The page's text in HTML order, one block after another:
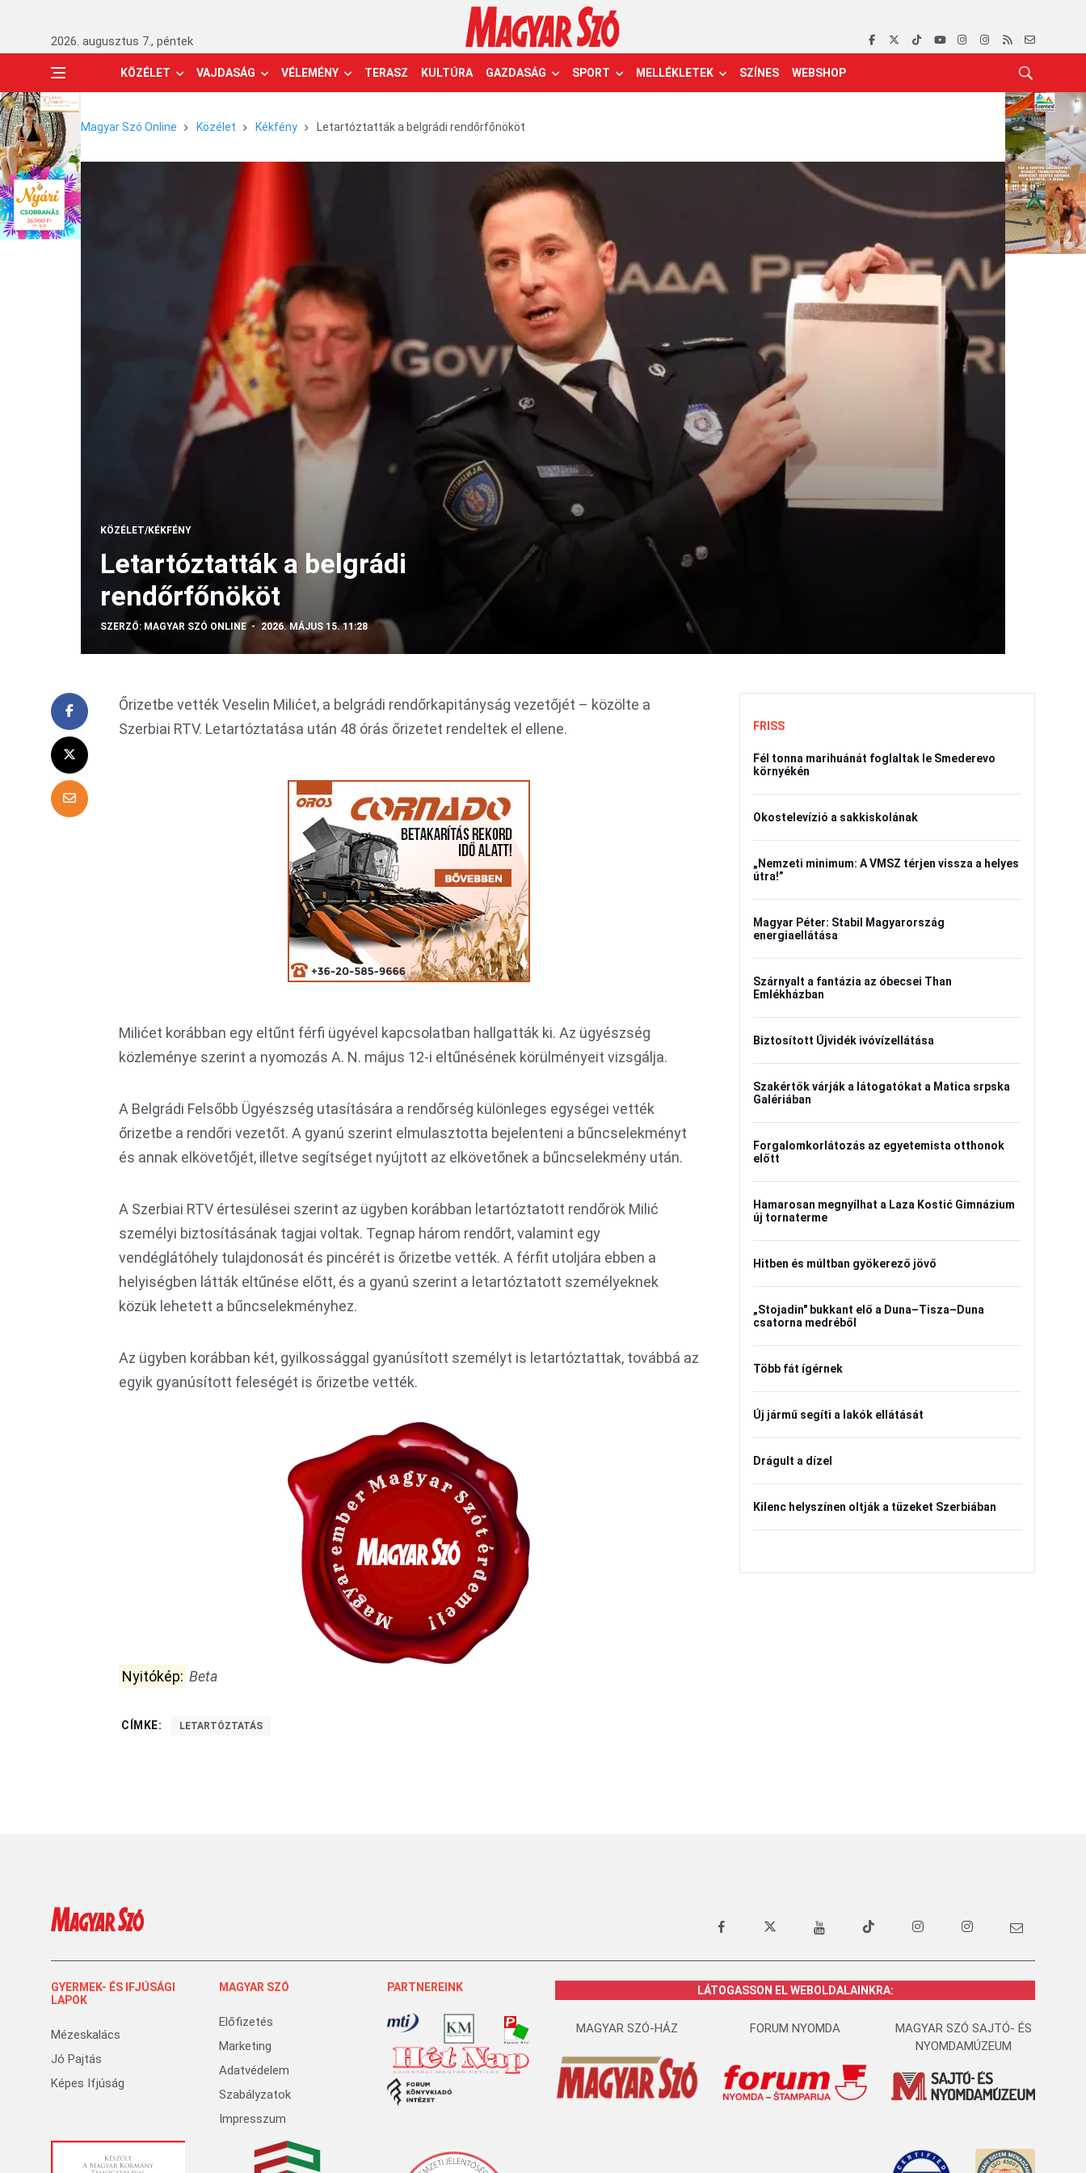
2026. augusztus 7., péntek
KÖZÉLET VAJDASÁG VÉLEMÉNY TERASZ KULTÚRA GAZDASÁG SPORT MELLÉKLETEK SZÍNES WEBSHOP
Magyar Szó Online Közélet Kékfény Letartóztatták a belgrádi rendőrfőnököt
KÖZÉLET/KÉKFÉNY
Letartóztatták a belgrádi
rendőrfőnököt
SZERZŐ: MAGYAR SZÓ ONLINE 2026. MÁJUS 15. 11:28
Őrizetbe vették Veselin Milićet, a belgrádi rendőrkapitányság vezetőjét – közölte a
Szerbiai RTV. Letartóztatása után 48 órás őrizetet rendeltek el ellene.
Milićet korábban egy eltűnt férfi ügyével kapcsolatban hallgatták ki. Az ügyészség
közleménye szerint a nyomozás A. N. május 12-i eltűnésének körülményeit vizsgálja.
A Belgrádi Felsőbb Ügyészség utasítására a rendőrség különleges egységei vették
őrizetbe a rendőri vezetőt. A gyanú szerint elmulasztotta bejelenteni a bűncselekményt
és annak elkövetőjét, illetve segítséget nyújtott az elkövetőnek a bűncselekmény után.
A Szerbiai RTV értesülései szerint az ügyben korábban letartóztatott rendőrök Milić
személyi biztosításának tagjai voltak. Tegnap három rendőrt, valamint egy
vendéglátóhely tulajdonosát és pincérét is őrizetbe vették. A férfit utoljára ebben a
helyiségben látták eltűnése előtt, és a gyanú szerint a letartóztatott személyeknek
közük lehetett a bűncselekményhez.
Az ügyben korábban két, gyilkossággal gyanúsított személyt is letartóztattak, továbbá az
egyik gyanúsított feleségét is őrizetbe vették.
Nyitókép: Beta
CÍMKE: LETARTÓZTATÁS
FRISS
Fél tonna marihuánát foglaltak le Smederevo
környékén
Okostelevízió a sakkiskolának
„Nemzeti minimum: A VMSZ térjen vissza a helyes
útra!”
Magyar Péter: Stabil Magyarország
energiaellátása
Szárnyalt a fantázia az óbecsei Than
Emlékházban
Biztosított Újvidék ivóvízellátása
Szakértők várják a látogatókat a Matica srpska
Galériában
Forgalomkorlátozás az egyetemista otthonok
előtt
Hamarosan megnyílhat a Laza Kostić Gimnázium
új tornaterme
Hitben és múltban gyökerező jövő
„Stojadin" bukkant elő a Duna–Tisza–Duna
csatorna medréből
Több fát ígérnek
Új jármű segíti a lakók ellátását
Drágult a dízel
Kilenc helyszínen oltják a tüzeket Szerbiában
GYERMEK- ÉS IFJÚSÁGI
LAPOK
Mézeskalács
Jó Pajtás
Képes Ifjúság
MAGYAR SZÓ
Előfizetés
Marketing
Adatvédelem
Szabályzatok
Impresszum
PARTNEREINK LÁTOGASSON EL WEBOLDALAINKRA:
MAGYAR SZÓ-HÁZ FORUM NYOMDA
MAGYAR SZÓ SAJTÓ- ÉS
NYOMDAMÚZEUM